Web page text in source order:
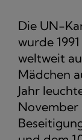
Die UN-
wurde
weltweit
Mädchen
Jahr
November